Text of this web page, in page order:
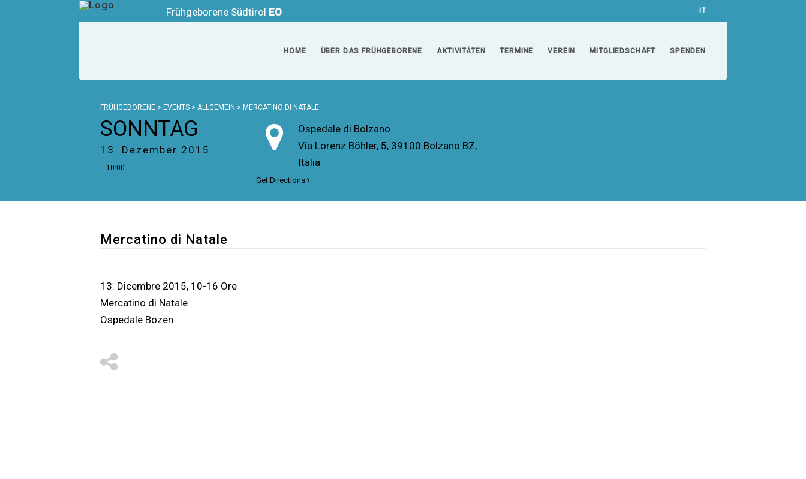
Frühgeborene Südtirol EO IT
HOME ÜBER DAS FRÜHGEBORENE AKTIVITÄTEN TERMINE VEREIN MITGLIEDSCHAFT SPENDEN
FRÜHGEBORENE > EVENTS > ALLGEMEIN > MERCATINO DI NATALE
SONNTAG
13. Dezember 2015
10:00
Ospedale di Bolzano
Via Lorenz Böhler, 5, 39100 Bolzano BZ,
Italia
Get Directions
Mercatino di Natale
13. Dicembre 2015, 10-16 Ore
Mercatino di Natale
Ospedale Bozen